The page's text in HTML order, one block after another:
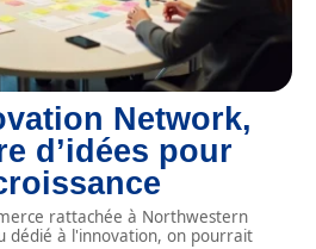
Network,
d’idées pour
rattachée à Northwestern
dédié à l'innovation, on pourrait